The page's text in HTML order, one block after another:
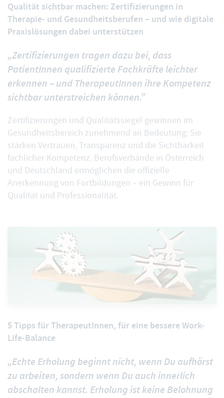
Qualität sichtbar machen: Zertifizierungen in
Therapie- und Gesundheitsberufen – und wie digitale
Praxislösungen dabei unterstützen
„Zertifizierungen tragen dazu bei, dass
PatientInnen qualifizierte Fachkräfte leichter
erkennen – und TherapeutInnen ihre Kompetenz
sichtbar unterstreichen können.”
Zertifizierungen und Qualitätssiegel gewinnen im
Gesundheitsbereich zunehmend an Bedeutung: Sie
stärken Vertrauen, Transparenz und die Sichtbarkeit
fachlicher Kompetenz. Berufsverbände in Österreich
und Deutschland ermöglichen die offizielle
Anerkennung von Fortbildungen – ein Gewinn für
Qualität und Professionalität.
5 Tipps für TherapeutInnen, für eine bessere Work-
Life-Balance
„Echte Erholung beginnt nicht, wenn Du aufhörst
zu arbeiten, sondern wenn Du auch innerlich
abschalten kannst. Erholung ist keine Belohnung